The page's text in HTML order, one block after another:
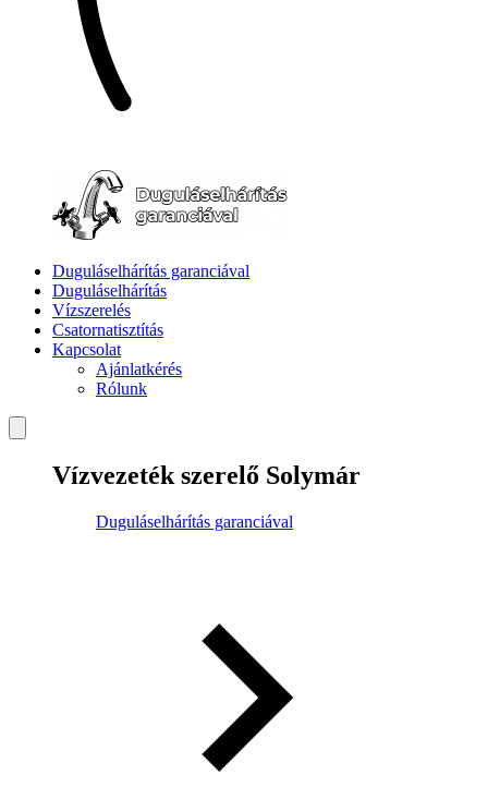
Duguláselhárítás garanciával
Duguláselhárítás
Vízszerelés
Csatornatisztítás
Kapcsolat
Ajánlatkérés
Rólunk
Vízvezeték szerelő Solymár
Duguláselhárítás garanciával